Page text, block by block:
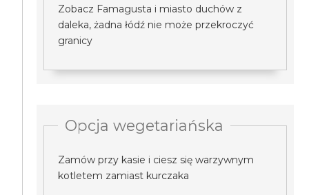
Zobacz Famagusta i miasto duchów z
daleka, żadna łódź nie może przekroczyć
granicy
Opcja wegetariańska
Zamów przy kasie i ciesz się warzywnym
kotletem zamiast kurczaka